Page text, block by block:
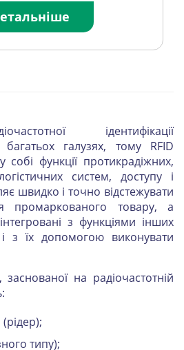
ідентифікації
багатьох галузях, тому RFID
функції протикрадіжних,
систем, доступу і
швидко і точно відстежувати
промаркованого товару, а
з функціями інших
з їх допомогою виконувати
на радіочастотній
типу);